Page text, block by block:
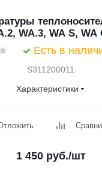
WA.3, WA S, WA
Есть в
S311200011
Характеристики
1 450руб./шт